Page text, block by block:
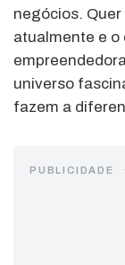
negócios.
atualmente e o
universo
fazem a
PUBLICIDADE